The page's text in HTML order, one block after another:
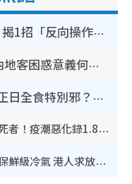
WhatsApp預設貼圖點刪？揭1招「反向操作」還原簡潔介面 附3步實測教學
香港山邊鐵閘邊門大開？內地客困惑意義何在！網民神回覆：呢種叫法理性防禦
鬼門開2026｜農曆七月撞正日全食特別邪？專家警告切忌做一事！揭4大禁忌+2招保平安
奪命寄生蟲｜食生菜狂瀉首現死者！疫潮惡化錄1.8萬宗病例 揭洗菜3大謬誤
內地客歎港人唔識老！揭港鐵保鮮級冷氣 港人求放過：咪投訴